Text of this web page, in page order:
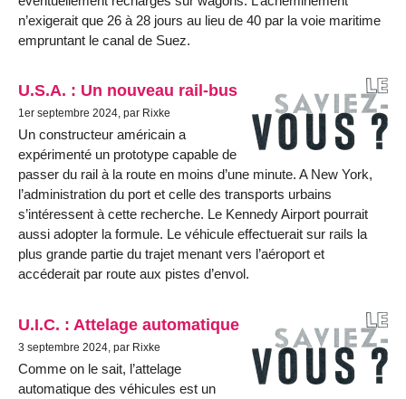
n’exigerait que 26 à 28 jours au lieu de 40 par la voie maritime
empruntant le canal de Suez.
U.S.A. : Un nouveau rail-bus
1er septembre 2024, par Rixke
Un constructeur américain a
expérimenté un prototype capable de
passer du rail à la route en moins d’une minute. A New York,
l’administration du port et celle des transports urbains
s’intéressent à cette recherche. Le Kennedy Airport pourrait
aussi adopter la formule. Le véhicule effectuerait sur rails la
plus grande partie du trajet menant vers l’aéroport et
accéderait par route aux pistes d’envol.
U.I.C. : Attelage automatique
3 septembre 2024, par Rixke
Comme on le sait, l’attelage
automatique des véhicules est un